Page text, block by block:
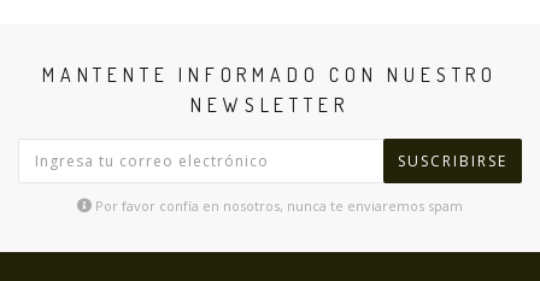
MANTENTE INFORMADO CON NUESTRO
NEWSLETTER
SUSCRIBIRSE
Por favor confía en nosotros, nunca te enviaremos spam